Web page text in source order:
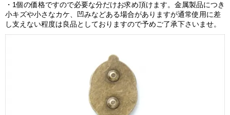
・1個の価格ですので必要な分だけお求め頂けます。金属製品につき
小キズや小さなカケ、凹みなどある場合がありますが通常使用に差
し支えない程度は良品としておりますので予めご了承下さいませ。